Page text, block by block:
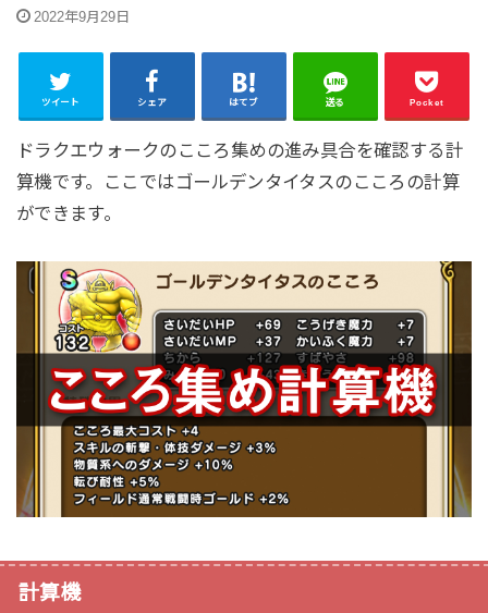
2022年9月29日
ツイート シェア はてブ 送る Pocket
ドラクエウォークのこころ集めの進み具合を確認する計
算機です。ここではゴールデンタイタスのこころの計算
ができます。
計算機